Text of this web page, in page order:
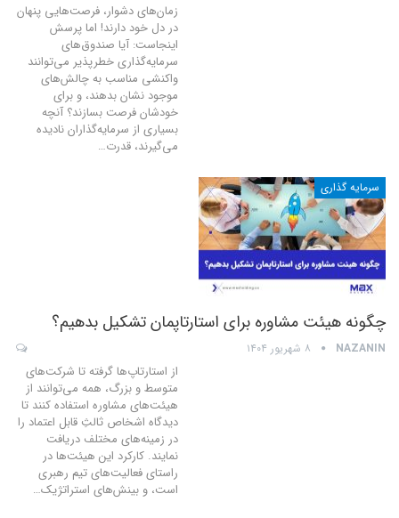
زمان‌های دشوار، فرصت‌هایی پنهان
در دل خود دارند! اما پرسش
اینجاست: آیا صندوق‌های
سرمایه‌گذاری خطرپذیر می‌توانند
واکنشی مناسب به چالش‌های
موجود نشان بدهند، و برای
خودشان فرصت بسازند؟ آنچه
بسیاری از سرمایه‌گذاران نادیده
می‌گیرند، قدرت…
سرمایه گذاری
چگونه هیئت مشاوره برای استارتاپمان تشکیل بدهیم؟
NAZANIN ۸ شهریور ۱۴۰۴
از استارتاپ‌ها گرفته تا شرکت‌های
متوسط و بزرگ، همه می‌توانند از
هیئت‌های مشاوره استفاده کنند تا
دیدگاه اشخاص ثالثِ قابل اعتماد را
در زمینه‌های مختلف دریافت
نمایند. کارکرد این هیئت‌ها در
راستای فعالیت‌های تیم رهبری
است، و بینش‌های استراتژیک…